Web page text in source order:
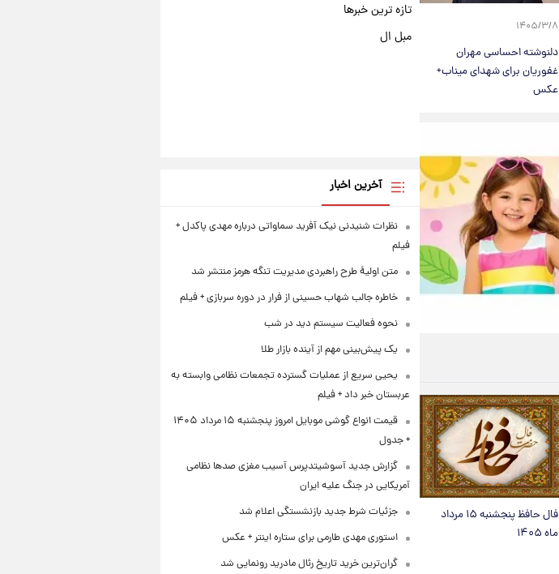
۱۴۰۵/۳/۸
دلنوشته احساسی مهران
غفوریان برای شهدای میناب+
عکس
فال حافظ پنجشنبه ۱۵ مرداد
ماه ۱۴۰۵
تازه ترین خبرها
مبل ال
آخرین اخبار
نظرات شنیدنی نیک آفرید سماواتی درباره مهدی پاکدل +
فیلم
متن اولیۀ طرح راهبردی مدیریت تنگه هرمز منتشر شد
خاطره جالب شهاب حسینی از فرار در دوره سربازی + فیلم
نحوه فعالیت سیستم دید در شب
یک پیش‌بینی مهم از آینده بازار طلا
یحیی سریع از عملیات گسترده تجمعات نظامی وابسته به
عربستان خبر داد + فیلم
قیمت انواع گوشی موبایل امروز پنجشنبه ۱۵ مرداد ۱۴۰۵
+ جدول
گزارش جدید آسوشیتدپرس آسیب مغزی صدها نظامی
آمریکایی در جنگ علیه ایران
جزئیات شرط جدید بازنشستگی اعلام شد
استوری مهدی طارمی برای ستاره اینتر + عکس
گران‌ترین خرید تاریخ رئال مادرید رونمایی شد